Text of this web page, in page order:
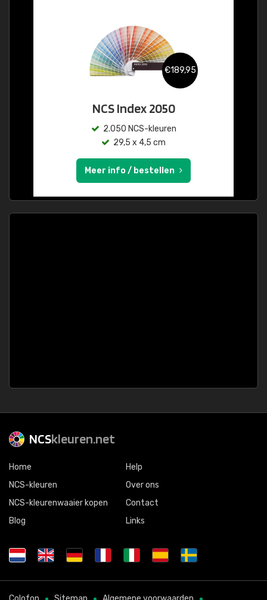
€189,95
NCS Index 2050
2.050 NCS-kleuren
29,5 x 4,5 cm
Meer info / bestellen
NCSkleuren.net
Home
NCS-kleuren
NCS-kleurenwaaier kopen
Blog
Help
Over ons
Contact
Links